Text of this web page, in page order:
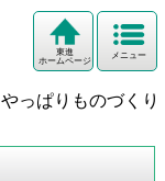
メニュー
東進
ホームページ
やっぱりものづくり